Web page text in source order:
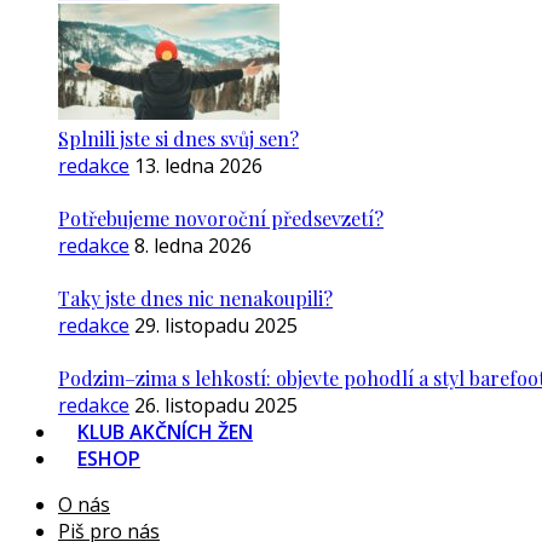
Splnili jste si dnes svůj sen?
redakce 13. ledna 2026
Potřebujeme novoroční předsevzetí?
redakce 8. ledna 2026
Taky jste dnes nic nenakoupili?
redakce 29. listopadu 2025
Podzim–zima s lehkostí: objevte pohodlí a styl
redakce 26. listopadu 2025
KLUB AKČNÍCH ŽEN
ESHOP
O nás
Piš pro nás